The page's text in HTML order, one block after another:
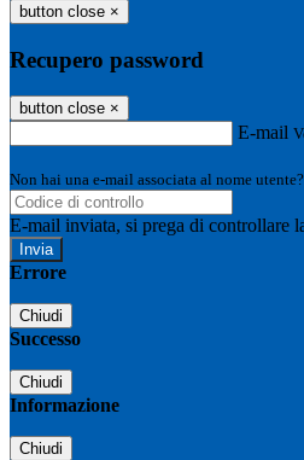
button close ×
Recupero password
button close ×
E-mail
Non hai una e-mail associata al nome
E-mail inviata, si prega di controllare
Errore
Chiudi
Successo
Chiudi
Informazione
Chiudi